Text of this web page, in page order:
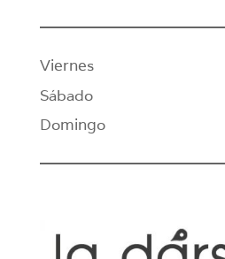
Viernes
Sábado
Domingo